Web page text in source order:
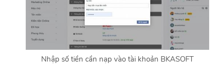
Nhập số tiền cần nạp vào tài khoản BKASOFT